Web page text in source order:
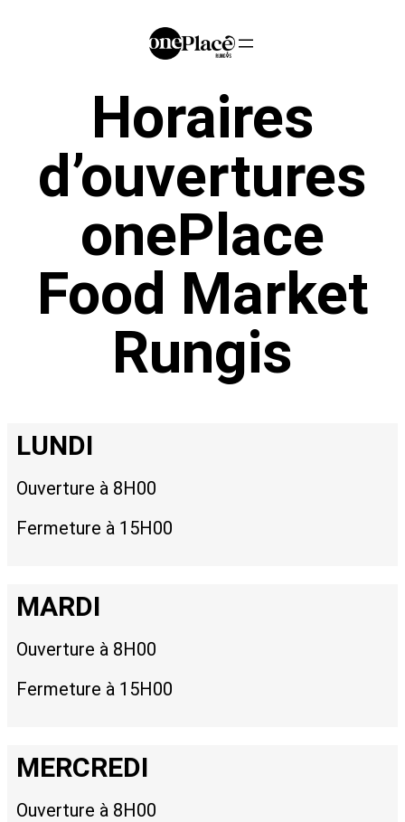
Horaires
d’ouvertures
onePlace
Food Market
Rungis
LUNDI
Ouverture à 8H00
Fermeture à 15H00
MARDI
Ouverture à 8H00
Fermeture à 15H00
MERCREDI
Ouverture à 8H00